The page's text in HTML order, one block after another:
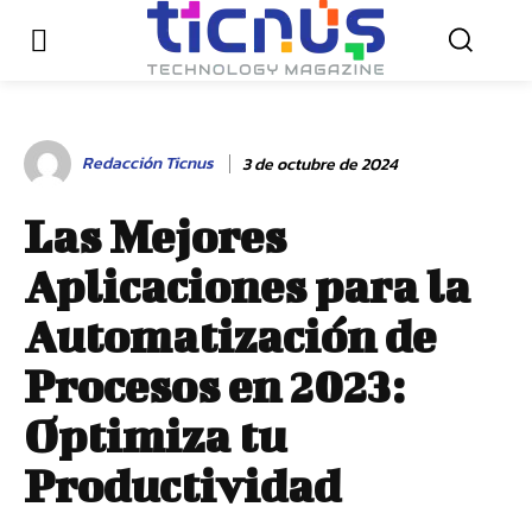
Redacción Ticnus 3 de octubre de 2024
Las Mejores
Aplicaciones para la
Automatización de
Procesos en 2023:
Optimiza tu
Productividad